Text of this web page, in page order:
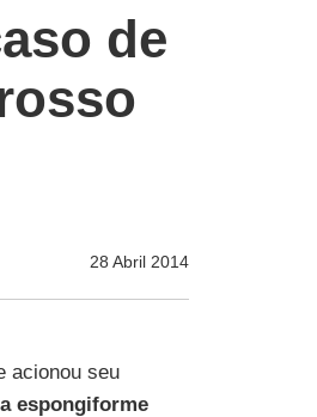
de
28 Abril 2014
acionou seu
espongiforme